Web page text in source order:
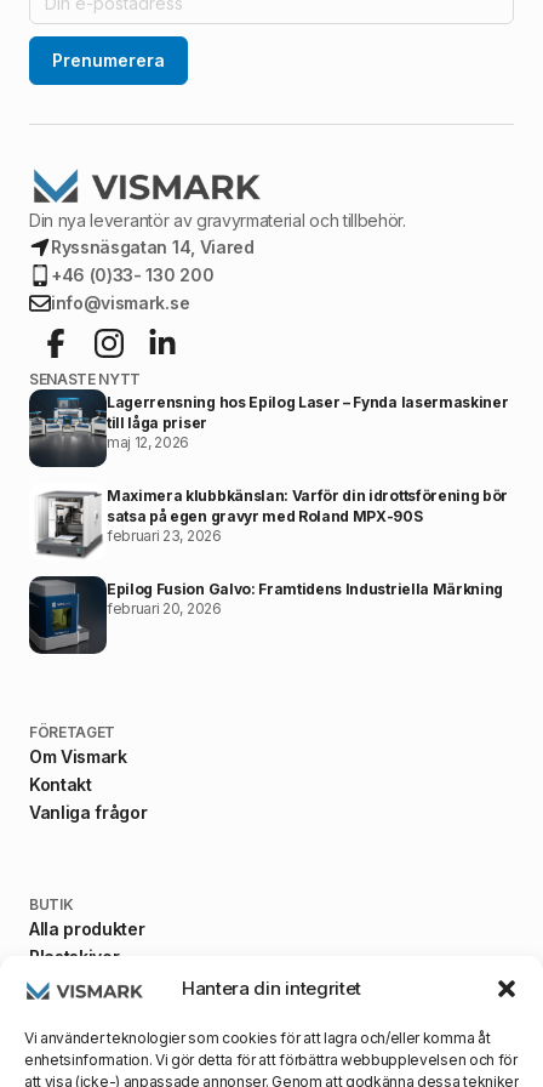
Hantera din integritet
Vi använder teknologier som cookies för att lagra och/eller komma åt
enhetsinformation. Vi gör detta för att förbättra webbupplevelsen och för
att visa (icke-) anpassade annonser. Genom att godkänna dessa tekniker
Prenumerera
Din nya leverantör av gravyrmaterial och tillbehör.
Ryssnäsgatan 14, Viared
+46 (0)33- 130 200
info@vismark.se
SENASTE NYTT
Lagerrensning hos Epilog Laser – Fynda lasermaskiner
till låga priser
maj 12, 2026
Maximera klubbkänslan: Varför din idrottsförening bör
satsa på egen gravyr med Roland MPX-90S
februari 23, 2026
Epilog Fusion Galvo: Framtidens Industriella Märkning
februari 20, 2026
FÖRETAGET
Om Vismark
Kontakt
Vanliga frågor
BUTIK
Alla produkter
Plastskivor
Fästanordningar